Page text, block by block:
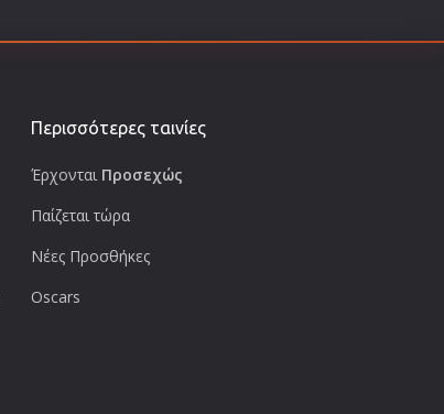
Περισσότερες ταινίες
Έρχονται Προσεχώς
Παίζεται τώρα
Νέες Προσθήκες
Oscars